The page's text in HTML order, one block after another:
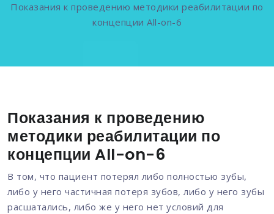
Показания к проведению методики реабилитации по
концепции All-on-6
Показания к проведению
методики реабилитации по
концепции All-on-6
В том, что пациент потерял либо полностью зубы,
либо у него частичная потеря зубов, либо у него зубы
расшатались, либо же у него нет условий для